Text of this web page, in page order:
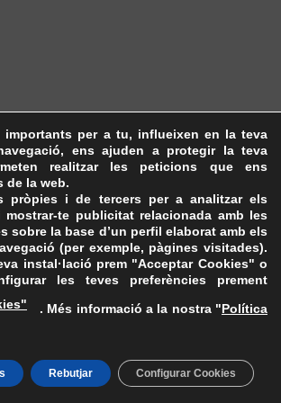
importants per a tu, influeixen en la teva
ens ajuden a protegir la teva
realitzar les peticions que ens
de la web.
pròpies i de tercers per a analitzar els
mostrar-te publicitat relacionada amb les
sobre la base d’un perfil elaborat amb els
(per exemple, pàgines visitades).
instal·lació prem "Acceptar Cookies" o
les teves preferències prement
. Més informació a la nostra "Política
Rebutjar Configurar Cookies